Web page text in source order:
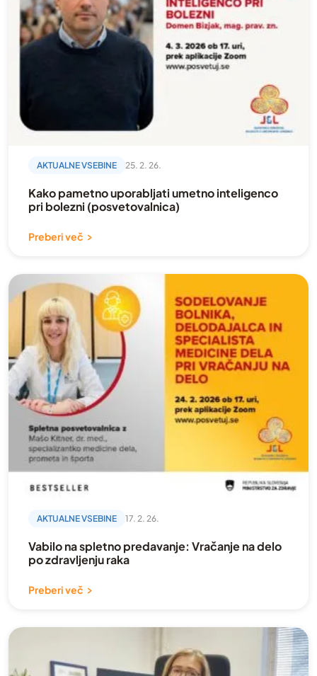
AKTUALNE VSEBINE 25. 2. 26.
Kako pametno uporabljati umetno inteligenco
pri bolezni (posvetovalnica)
Preberi več
AKTUALNE VSEBINE 17. 2. 26.
Vabilo na spletno predavanje: Vračanje na delo
po zdravljenju raka
Preberi več